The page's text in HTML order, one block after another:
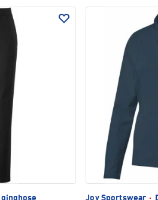
Joy Sportswear ·